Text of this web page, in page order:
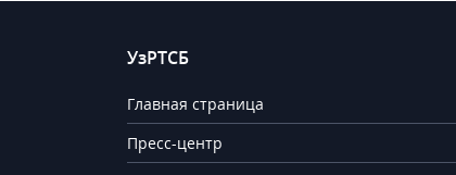
УзРТСБ
Главная страница
Пресс-центр